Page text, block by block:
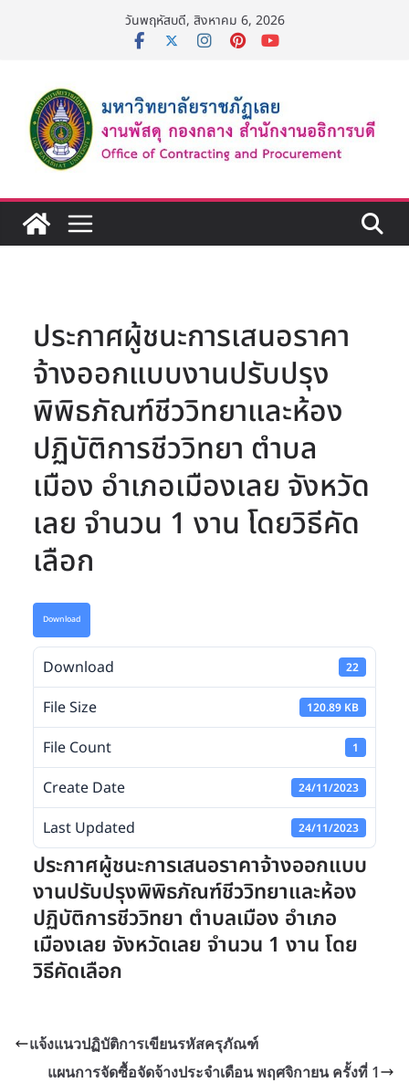
วันพฤหัสบดี, สิงหาคม 6, 2026
ประกาศผู้ชนะการเสนอราคา
จ้างออกแบบงานปรับปรุง
พิพิธภัณฑ์ชีววิทยาและห้อง
ปฏิบัติการชีววิทยา ตำบล
เมือง อำเภอเมืองเลย จังหวัด
เลย จำนวน 1 งาน โดยวิธีคัด
เลือก
Download
Download 22
File Size 120.89 KB
File Count 1
Create Date 24/11/2023
Last Updated 24/11/2023
ประกาศผู้ชนะการเสนอราคาจ้างออกแบบ
งานปรับปรุงพิพิธภัณฑ์ชีววิทยาและห้อง
ปฏิบัติการชีววิทยา ตำบลเมือง อำเภอ
เมืองเลย จังหวัดเลย จำนวน 1 งาน โดย
วิธีคัดเลือก
แจ้งแนวปฏิบัติการเขียนรหัสครุภัณฑ์
แผนการจัดซื้อจัดจ้างประจำเดือน พฤศจิกายน ครั้งที่ 1